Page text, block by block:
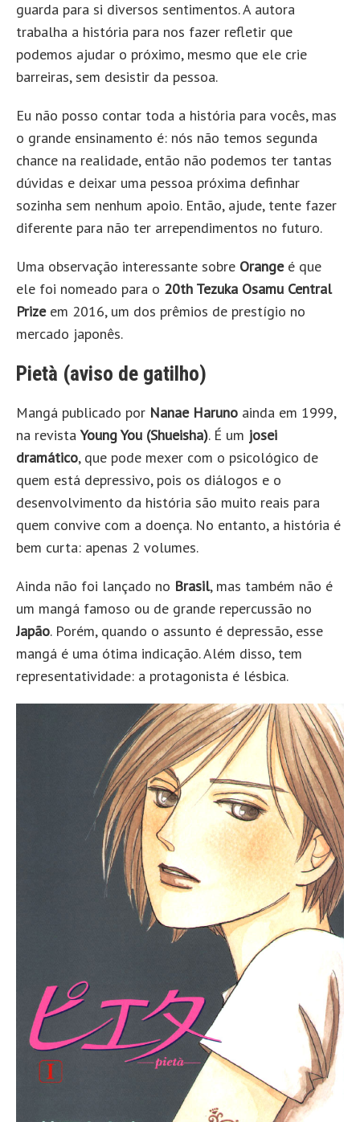
guarda para si diversos sentimentos. A autora
trabalha a história para nos fazer refletir que
podemos ajudar o próximo, mesmo que ele crie
barreiras, sem desistir da pessoa.
Eu não posso contar toda a história para vocês, mas
o grande ensinamento é: nós não temos segunda
chance na realidade, então não podemos ter tantas
dúvidas e deixar uma pessoa próxima definhar
sozinha sem nenhum apoio. Então, ajude, tente fazer
diferente para não ter arrependimentos no futuro.
Uma observação interessante sobre Orangeé que
ele foi nomeado para o 20th Tezuka Osamu Central
Prizeem 2016, um dos prêmios de prestígio no
mercado japonês.
Pietà (aviso de gatilho)
Mangá publicado por Nanae Haruno ainda em 1999,
na revistaYoung You (Shueisha). É um josei
dramático, que pode mexer com o psicológico de
quem está depressivo, pois os diálogos e o
desenvolvimento da história são muito reais para
quem convive com a doença. No entanto, a história é
bem curta: apenas 2 volumes.
Ainda não foi lançado no Brasil, mas também não é
um mangá famoso ou de grande repercussão no
Japão. Porém, quando o assunto é depressão, esse
mangá é uma ótima indicação. Além disso, tem
representatividade: a protagonista é lésbica.